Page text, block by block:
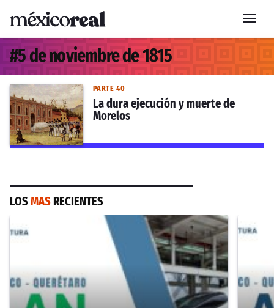
#5 de noviembre de 1815
PARTE 40
La dura ejecución y muerte de
Morelos
LOSMAS RECIENTES